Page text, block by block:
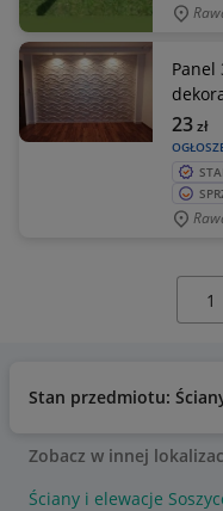
Panel
23zł
Stan przedmiotu:
Zobacz w innej
Ściany i elewacje